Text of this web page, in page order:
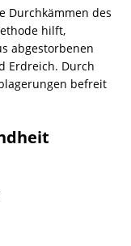
Durchkämmen des
hilft,
abgestorbenen
Erdreich. Durch
befreit